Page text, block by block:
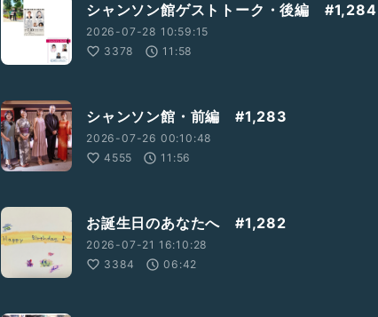
シャンソン館ゲストトーク・後編 #1,284
2026-07-28 10:59:15
3378
11:58
シャンソン館・前編 #1,283
2026-07-26 00:10:48
4555
11:56
お誕生日のあなたへ #1,282
2026-07-21 16:10:28
3384
06:42